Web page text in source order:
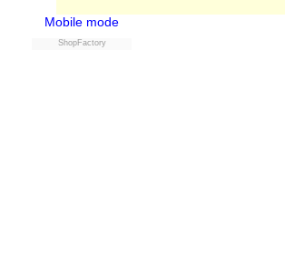
Mobile mode
Powered by
ShopFactory